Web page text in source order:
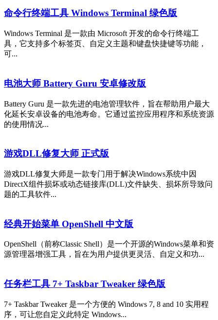
命令行终端工具 Windows Terminal 绿色版
Windows Terminal 是一款由 Microsoft 开发的命令行终端工
具，它支持多个标签页、自定义主题和键盘快捷键等功能，
可...
电池大师 Battery Guru 安卓修改版
Battery Guru 是一款先进的电池管理软件，旨在帮助用户最大
化延长安卓设备的电池寿命。它通过监控应用程序和系统资源
的使用情况...
游戏DLL修复大师 正式版
游戏DLL修复大师是一款专门用于解决Windows系统中因
DirectX组件损坏或动态链接库(DLL)文件缺失、损坏所导致问
题的工具软件...
经典开始菜单 OpenShell 中文版
OpenShell（前称Classic Shell）是一个开源的Windows菜单和资
源管理器增强工具，旨在为用户提供更灵活、自定义和功...
任务栏工具 7+ Taskbar Tweaker 绿色版
7+ Taskbar Tweaker 是一个方便的 Windows 7, 8 and 10 实用程
序，可让您自定义此特定 Windows...